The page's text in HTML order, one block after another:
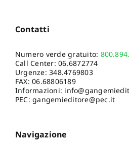
Contatti
Numero verde gratuito:
Call Center:06.6872774
Urgenze:348.4769803
FAX: 06.68806189
Informazioni:
PEC: gangemieditore@pec.it
Navigazione